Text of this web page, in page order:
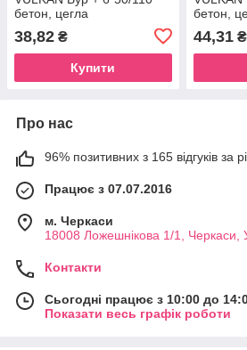
бетон, цегла
38,82 ₴
Купити
бетон,
44,31₴
Про нас
96% позитивних з 165 відгуків за
Працює з 07.07.2016
м. Черкаси
18008 Ложешнікова 1/1, Черкаси,
Контакти
Сьогодні працює з 10:00 до
Показати весь графік роботи